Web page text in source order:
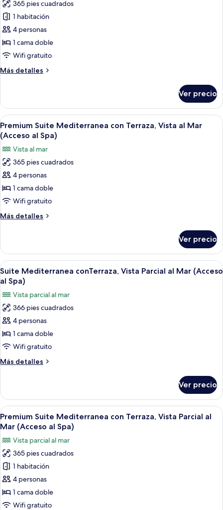
de
Suite
Mediterranea
con
Terraza,
al
al
Spa)
365 pies cuadrados
1 habitación
4 personas
1 cama doble
Wifi gratuito
Más detalles
Más
Mediterranea
con
Terraza,
Vista
al
Mar
(Acceso
al
Spa)
Ver precio
Abrir
todas
las
fotos
de
Premium
Suite
Mediterranea
con
Terraza,
al
Mar
(Acceso
al
Spa)
Vista costera con palmeras, una
11
Premium Suite Mediterranea con Terraza, Vista al Mar
(Acceso al Spa)
Vista al mar
365 pies cuadrados
4 personas
1 cama doble
Wifi gratuito
Más detalles
Más
Suite
Mediterranea
con
Terraza,
Vista
al
Mar
(Acceso
al
Spa)
Ver precio
Abrir
todas
fotos
de
Suite
Mediterranea
conTerraza,
Vista
Parcial
Mar
(Acceso
al
Spa)
7
Suite Mediterranea conTerraza, Vista Parcial al Mar (Acceso
al Spa)
Vista parcial al mar
366 pies cuadrados
4 personas
1 cama doble
Wifi gratuito
Más detalles
Más
Mediterranea
conTerraza,
Vista
Parcial
Mar
(Acceso
al
Spa)
Ver precio
Abrir
todas
fotos
de
Premium
Suite
Mediterranea
con
Un balcón con dos sillas a rayas y
7
Premium Suite Mediterranea con Terraza, Vista Parcial al
Mar (Acceso al Spa)
Vista parcial al mar
365 pies cuadrados
1 habitación
4 personas
1 cama doble
Wifi gratuito